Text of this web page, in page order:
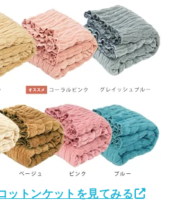
ットンケットを見てみる